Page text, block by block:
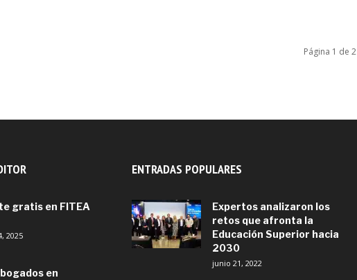
Página 1 de 2
gratis en FITEA
2025
en
ENTRADAS POPULARES
Expertos analizaron los
retos que afronta la
Educación Superior hacia
2030
junio 21, 2022